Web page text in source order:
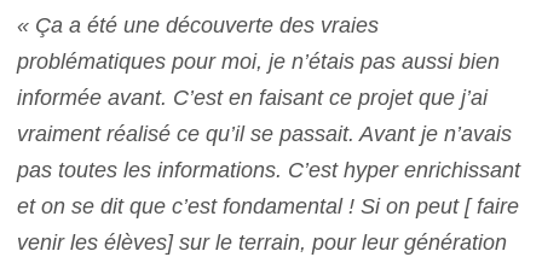
« Ça a été une découverte des vraies
problématiques pour moi, je n’étais pas aussi bien
informée avant. C’est en faisant ce projet que j’ai
vraiment réalisé ce qu’il se passait. Avant je n’avais
pas toutes les informations. C’est hyper enrichissant
et on se dit que c’est fondamental ! Si on peut [ faire
venir les élèves] sur le terrain, pour leur génération